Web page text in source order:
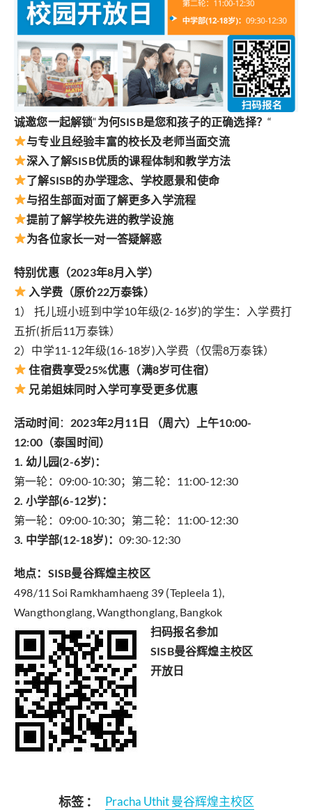
诚邀您一起解锁“为何SISB是您和孩子的正确选择？“
与专业且经验丰富的校长及老师当面交流
深入了解SISB优质的课程体制和教学方法
了解SISB的办学理念、学校愿景和使命
与招生部面对面了解更多入学流程
提前了解学校先进的教学设施
为各位家长一对一答疑解惑
特别优惠（2023年8月入学）
入学费（原价22万泰铢）
1） 托儿班小班到中学10年级(2-16岁)的学生：入学费打
五折(折后11万泰铢）
2）中学11-12年级(16-18岁)入学费（仅需8万泰铢）
住宿费享受25%优惠（满8岁可住宿）
兄弟姐妹同时入学可享受更多优惠
活动时间 ： 2023年2月11日 （周六）上午10:00-
12:00（泰国时间）
1. 幼儿园(2-6岁)：
第一轮：09:00-10:30；第二轮：11:00-12:30
2. 小学部(6-12岁)：
第一轮：09:00-10:30；第二轮：11:00-12:30
3. 中学部(12-18岁)： 09:30-12:30
地点：SISB曼谷辉煌主校区
498/11 Soi Ramkhamhaeng 39 (Tepleela 1),
Wangthonglang, Wangthonglang, Bangkok
扫码报名参加
SISB曼谷辉煌主校区
开放日
标签 ： Pracha Uthit 曼谷辉煌主校区